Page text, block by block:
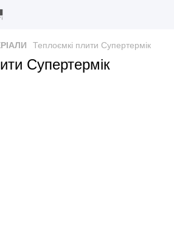
Теплоємкі плити Супертермік
Супертермік